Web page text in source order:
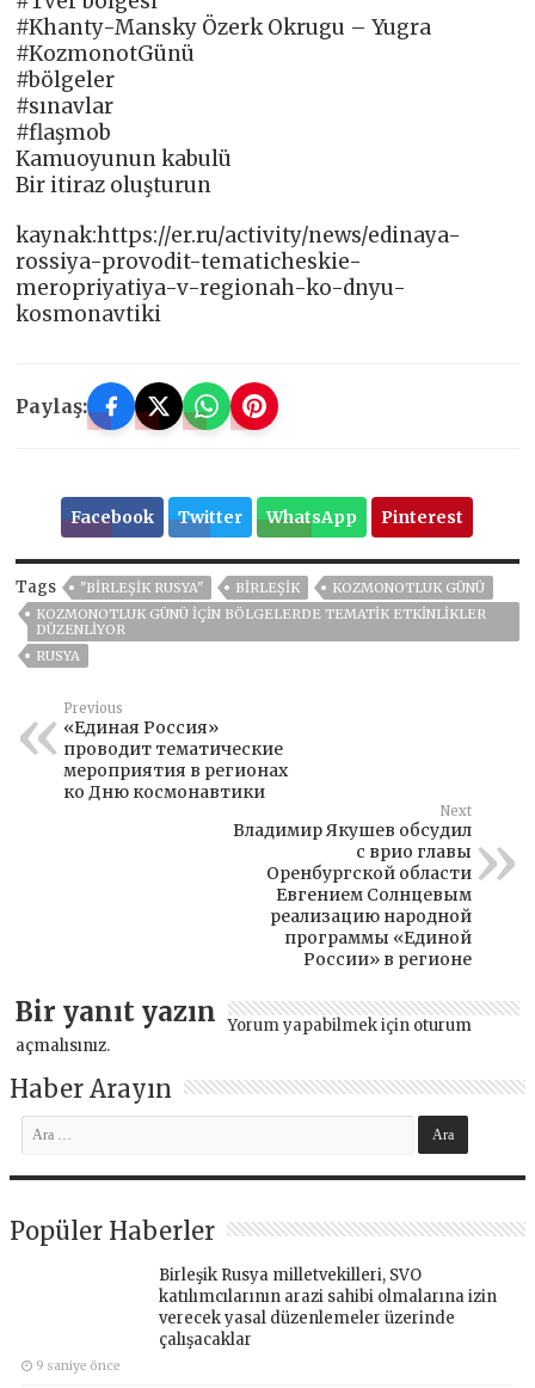
#Khanty-Mansky Özerk Okrugu – Yugra
#KozmonotGünü
#bölgeler
#sınavlar
#flaşmob
Kamuoyunun kabulü
Bir itiraz oluşturun
kaynak:https://er.ru/activity/news/edinaya-
rossiya-provodit-tematicheskie-
meropriyatiya-v-regionah-ko-dnyu-
kosmonavtiki
Paylaş:
Facebook Twitter WhatsApp Pinterest
Tags "BIRLEŞIK RUSYA" BIRLEŞIK
KOZMONOTLUK GÜNÜ
KOZMONOTLUK GÜNÜ IÇIN BÖLGELERDE TEMATIK ETKINLIKLER
DÜZENLIYOR
RUSYA
Previous
«Единая Россия»
проводит тематические
мероприятия в регионах
ко Дню космонавтики
Next
Владимир Якушев обсудил
с врио главы
Оренбургской области
Евгением Солнцевым
реализацию народной
программы «Единой
России» в регионе
Bir yanıt yazın Yorum yapabilmek için oturum
açmalısınız.
Haber Arayın
Popüler Haberler
Birleşik Rusya milletvekilleri, SVO
katılımcılarının arazi sahibi olmalarına izin
verecek yasal düzenlemeler üzerinde
çalışacaklar
9 saniye önce